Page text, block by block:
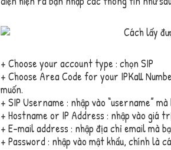
+ Choose your account type : chọn SIP
+ Choose Area Code for your IPKall
muốn.
+ SIP Username : nhập vào “username”
+ Hostname or IP Address : nhập vào giá
+ E-mail address : nhập địa chỉ email mà
+ Password : nhập vào mật khẩu, chính là